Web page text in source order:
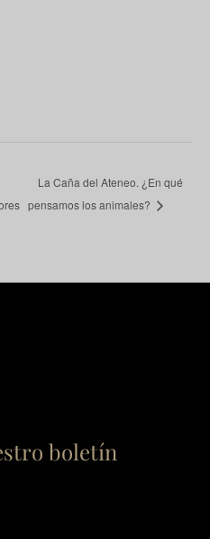
La Caña del Ateneo. ¿En qué
pensamos los animales?
boletín